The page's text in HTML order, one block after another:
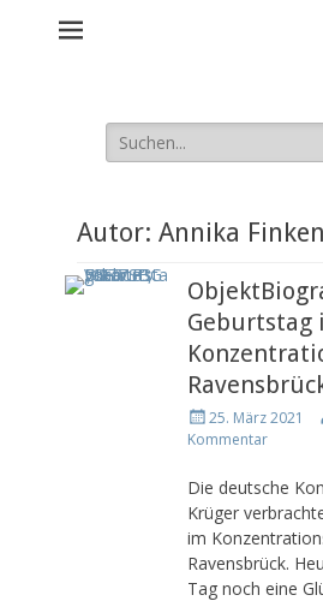
Suche
nach:
Autor: Annika Finken
Geburtstag
P
o
t
e
d
o
n
25. März 2021
h
r
Kommentar
Die deutsche
Krüger
im
Ravensbrück.
Tag noch eine